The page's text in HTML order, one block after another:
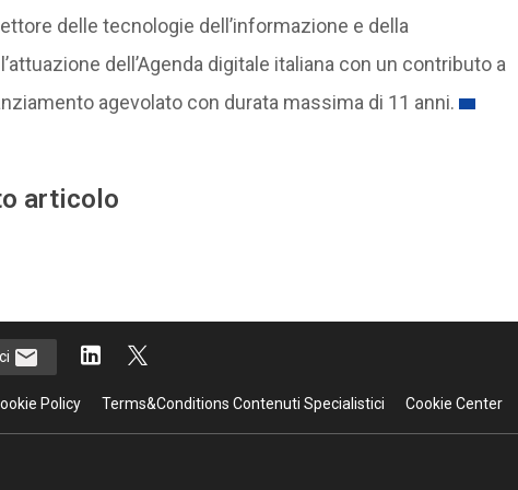
delle tecnologie dell’informazione e della
dell’Agenda digitale italiana con un contributo a
agevolato con durata massima di 11 anni.
articolo
Policy Terms&Conditions Contenuti Specialistici Cookie Center